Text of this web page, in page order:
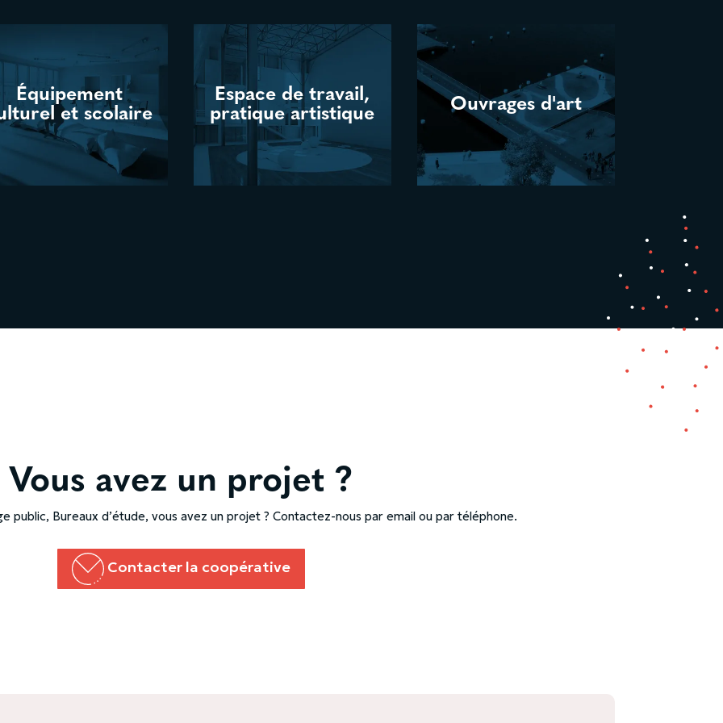
Équipement
et scolaire
Équipement
et scolaire
Espace de travail,
pratique artistique
Espace de travail,
pratique artistique
Ouvrages d'art
Ouvrages d'art
Vous avez un projet ?
public, Bureaux d’étude, vous avez un projet ? Contactez-nous par email ou par téléphone.
Contacter la coopérative